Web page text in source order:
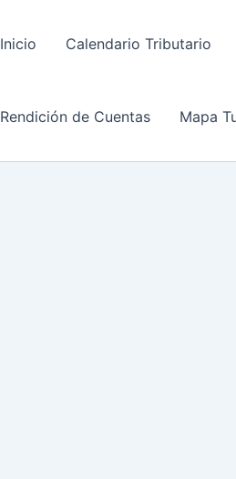
Inicio Calendario Tributario
Rendición de Cuentas Mapa